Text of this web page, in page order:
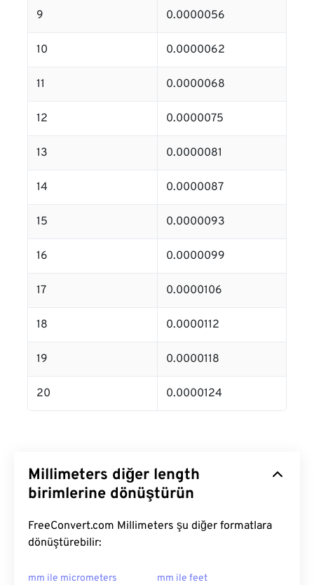
9 0.0000056
10 0.0000062
11 0.0000068
12 0.0000075
13 0.0000081
14 0.0000087
15 0.0000093
16 0.0000099
17 0.0000106
18 0.0000112
19 0.0000118
20 0.0000124
Millimeters diğer length
birimlerine dönüştürün
FreeConvert.com Millimeters şu diğer formatlara
dönüştürebilir:
mm ile micrometers mm ile feet